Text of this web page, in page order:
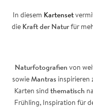
In diesem Kartenset
die Kraft der Naturfür
Naturfotografienvon
sowieMantras inspirieren
Karten sind thematisch
Frühling, Inspiration für